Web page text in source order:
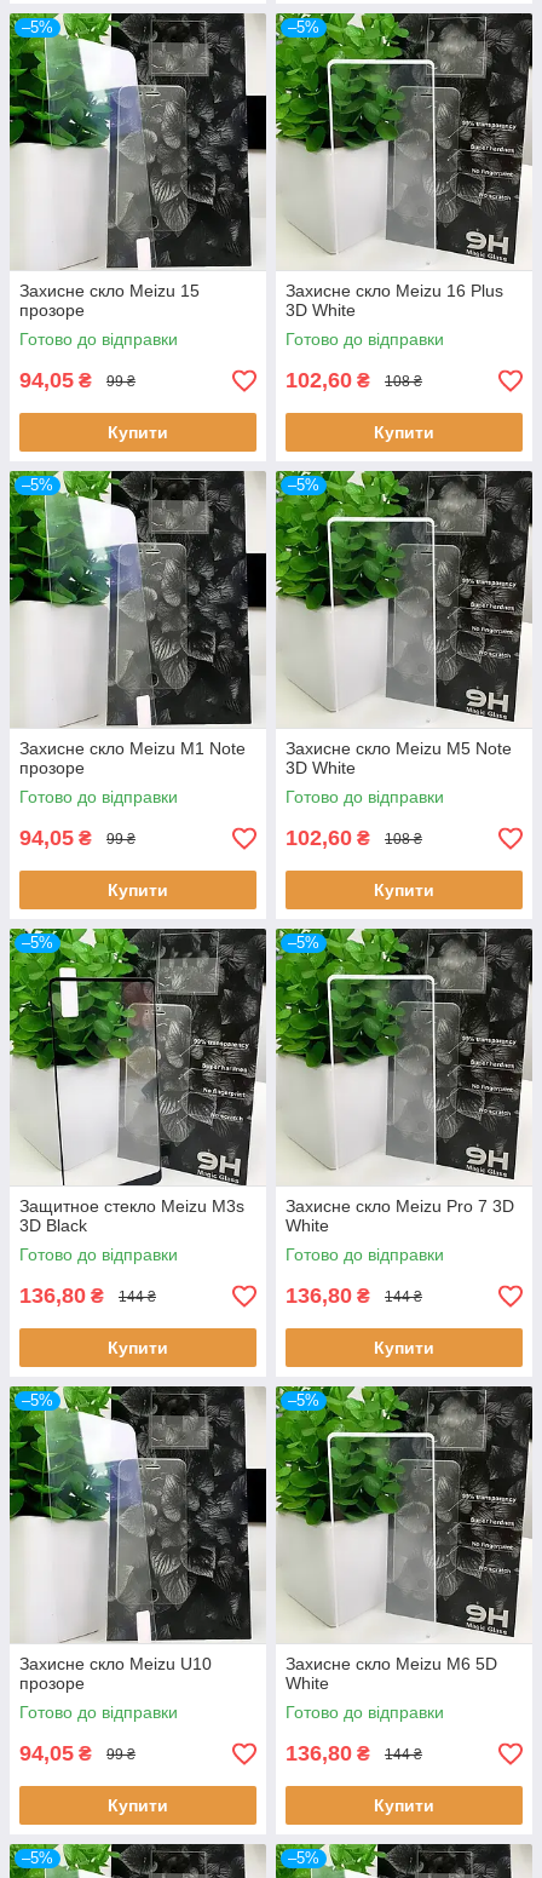
–5%
Захисне скло Meizu 15
прозоре
Готово до відправки
94,05 ₴ 99 ₴
Купити
–5%
Захисне скло Meizu 16 Plus
3D White
Готово до відправки
102,60 ₴ 108 ₴
Купити
–5%
Захисне скло Meizu M1 Note
прозоре
Готово до відправки
94,05 ₴ 99 ₴
Купити
–5%
Захисне скло Meizu M5 Note
3D White
Готово до відправки
102,60 ₴ 108 ₴
Купити
–5%
Защитное стекло Meizu M3s
3D Black
Готово до відправки
136,80 ₴ 144 ₴
Купити
–5%
Захисне скло Meizu Pro 7 3D
White
Готово до відправки
136,80 ₴ 144 ₴
Купити
–5%
Захисне скло Meizu U10
прозоре
Готово до відправки
94,05 ₴ 99 ₴
Купити
–5%
Захисне скло Meizu M6 5D
White
Готово до відправки
136,80 ₴ 144 ₴
Купити
–5% –5%